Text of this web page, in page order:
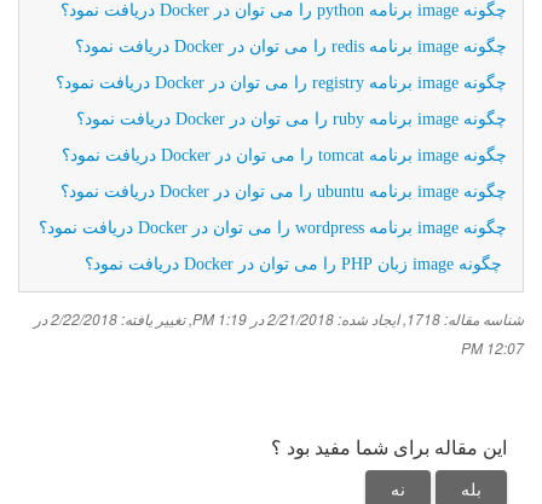
چگونه image برنامه python را می توان در Docker دریافت نمود؟
چگونه image برنامه redis را می توان در Docker دریافت نمود؟
چگونه image‌ برنامه registry را می توان در Docker دریافت نمود؟
چگونه image برنامه ruby را می توان در Docker دریافت نمود؟
چگونه image برنامه tomcat را می توان در Docker دریافت نمود؟
چگونه image برنامه ubuntu را می توان در Docker دریافت نمود؟
چگونه image برنامه wordpress را می توان در Docker دریافت نمود؟
چگونه image زبان PHP را می توان در Docker دریافت نمود؟
شناسه مقاله: 1718 ,ایجاد شده: 2/21/2018 در 1:19 PM ,
تغییر یافته: 2/22/2018 در
12:07 PM
این مقاله برای شما مفید بود ؟
بله نه